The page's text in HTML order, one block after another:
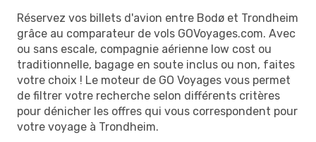
Réservez vos billets d'avion entre Bodø et Trondheim
grâce au comparateur de vols GOVoyages.com. Avec
ou sans escale, compagnie aérienne low cost ou
traditionnelle, bagage en soute inclus ou non, faites
votre choix ! Le moteur de GO Voyages vous permet
de filtrer votre recherche selon différents critères
pour dénicher les offres qui vous correspondent pour
votre voyage à Trondheim.